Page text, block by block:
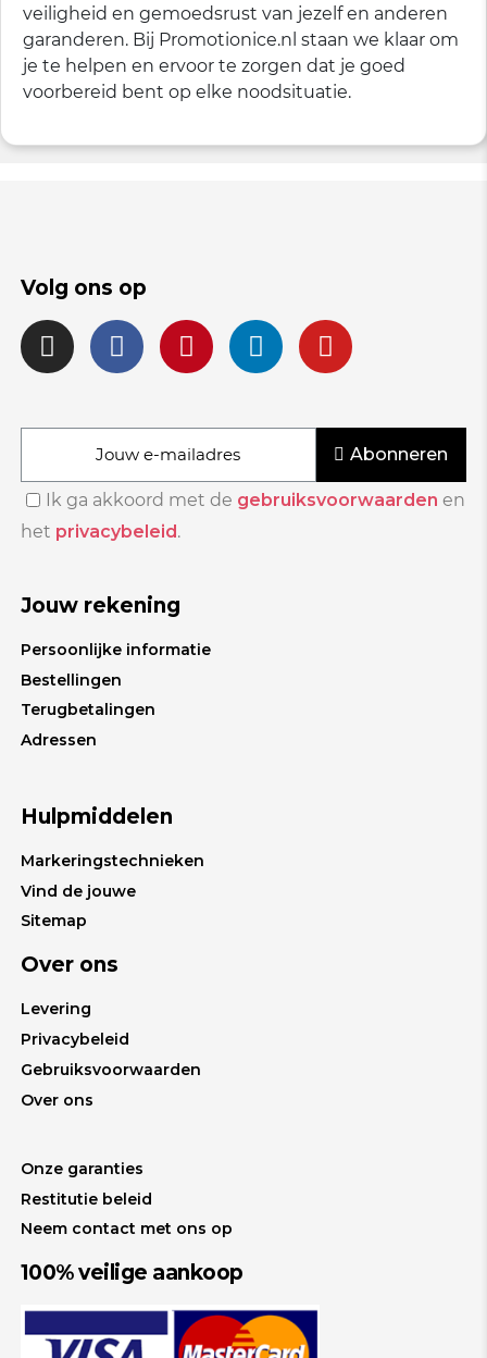
veiligheid en gemoedsrust van jezelf en anderen
garanderen. Bij Promotionice.nl staan we klaar om
je te helpen en ervoor te zorgen dat je goed
voorbereid bent op elke noodsituatie.
Volg ons op
Abonneren
Ik ga akkoord met de gebruiksvoorwaarden en
het privacybeleid.
Jouw rekening
Persoonlijke informatie
Bestellingen
Terugbetalingen
Adressen
Hulpmiddelen
Markeringstechnieken
Vind de jouwe
Sitemap
Over ons
Levering
Privacybeleid
Gebruiksvoorwaarden
Over ons
Onze garanties
Restitutie beleid
Neem contact met ons op
100% veilige aankoop